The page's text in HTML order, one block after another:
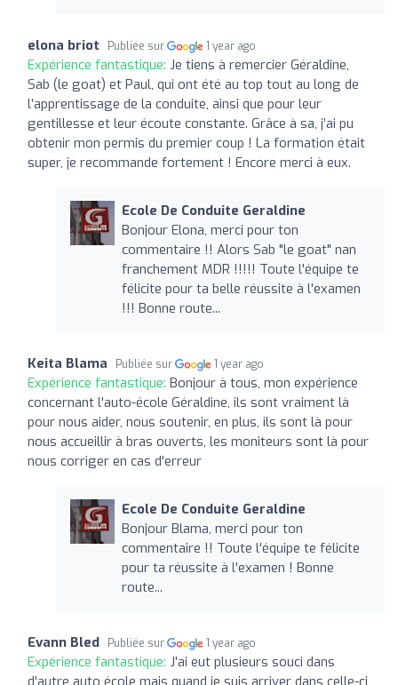
elona briot Publiée sur 1 year ago
Expérience fantastique: Je tiens à remercier Géraldine,
Sab (le goat) et Paul, qui ont été au top tout au long de
l’apprentissage de la conduite, ainsi que pour leur
gentillesse et leur écoute constante. Grâce à sa, j’ai pu
obtenir mon permis du premier coup ! La formation était
super, je recommande fortement ! Encore merci à eux.
Ecole De Conduite Geraldine
Bonjour Elona, merci pour ton
commentaire !! Alors Sab "le goat" nan
franchement MDR !!!!! Toute l'équipe te
félicite pour ta belle réussite à l'examen
!!! Bonne route...
Keita Blama Publiée sur 1 year ago
Expérience fantastique: Bonjour à tous, mon expérience
concernant l'auto-école Géraldine, ils sont vraiment là
pour nous aider, nous soutenir, en plus, ils sont là pour
nous accueillir à bras ouverts, les moniteurs sont là pour
nous corriger en cas d'erreur
Ecole De Conduite Geraldine
Bonjour Blama, merci pour ton
commentaire !! Toute l'équipe te félicite
pour ta réussite à l'examen ! Bonne
route...
Evann Bled Publiée sur 1 year ago
Expérience fantastique: J'ai eut plusieurs souci dans
d'autre auto école mais quand je suis arriver dans celle-ci